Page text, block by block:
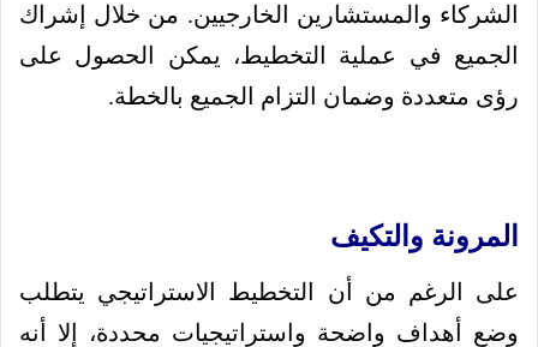
الشركاء والمستشارين الخارجيين. من خلال إشراك
الجميع في عملية التخطيط، يمكن الحصول على
رؤى متعددة وضمان التزام الجميع بالخطة.
المرونة والتكيف
على الرغم من أن التخطيط الاستراتيجي يتطلب
وضع أهداف واضحة واستراتيجيات محددة، إلا أنه